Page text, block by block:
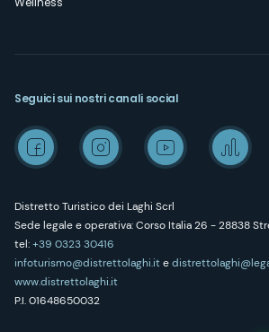
Distretto Turistico dei Laghi Scrl
Sede legale e operativa: Corso Italia 26 - 28838
tel:+39 0323 30416
infoturismo@distrettolaghi.ite
www.distrettolaghi.it
P.I. 01648650032
Seguici sui nostri canali social